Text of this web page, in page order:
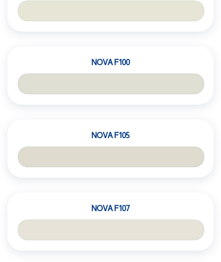
NOVA F100
NOVA F105
NOVA F107